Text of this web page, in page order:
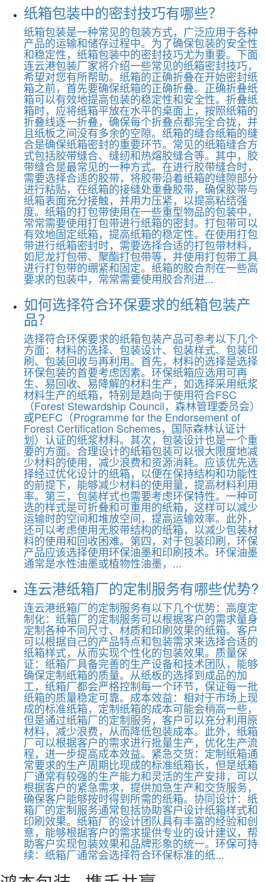
纸箱包装中的密封技巧有哪些？
纸箱包装是一种常见的包装方式，广泛应用于各种
产品的运输和储存过程中。为了确保包装的安全性
和稳定性，纸箱包装中的密封技巧尤为重要。下面
连云港包装厂家将介绍一些常见的纸箱密封技巧，
希望对您有所帮助。纸箱的正确折叠在开始密封纸
箱之前，首先要确保纸箱的正确折叠。正确折叠纸
箱可以有效地提高包装的稳定性和安全性。折叠纸
箱时，应将纸箱平放在水平的桌面上，按照纸箱的
折叠线逐一折叠，确保每个折叠点都完全合拢，并
且纸板之间没有多余的空隙。纸箱的缝合纸箱的缝
合是确保纸箱密封的重要环节。常见的纸箱缝合方
式包括胶带缝合、缝纫和热熔胶缝合等。其中，胶
带缝合是最常见的一种方式。在进行胶带缝合时，
需要选择合适的胶带，将胶带沿着纸箱的缝隙部分
进行粘贴，在纸箱的接缝处重叠胶带，确保胶带与
纸箱表面充分接触，并用力压紧，以提高粘结强
度。纸箱的打包带使用在一些重型物品的包装中，
常常需要使用打包带进行纸箱的密封。打包带可以
有效地固定纸箱，提高纸箱的稳定性。在使用打包
带进行纸箱密封时，需要选择合适的打包带材料，
如尼龙打包带、聚酯打包带等，并使用打包带工具
进行打包带的绷紧和固定。纸箱的胶合剂在一些高
要求的包装中，常常需要使用胶合剂进...
如何选择符合环保要求的纸箱包装产
品？
选择符合环保要求的纸箱包装产品可参考以下几个
方面：材料的选择、包装设计、包装样式、包装印
刷、包装回收与再利用。首先，材料的选择是选择
环保包装的首要考虑因素。环保纸箱应选用可再
生、易回收、易降解的材料生产，如选择采用纸浆
材料生产的纸箱，特别是趋向于使用符合FSC
（Forest Stewardship Council，森林管理委员会）
或PEFC（Programme for the Endorsement of
Forest Certification Schemes，国际森林认证计
划）认证的纸浆材料。其次，包装设计也是一个重
要的方面。合理设计的纸箱包装可以很大限度地减
少材料的使用，减少浪费和资源消耗。应该优先选
择经过优化设计的纸箱，以便在保持结构和功能性
的前提下，能够减少材料的使用量，提高材料利用
率。第三，包装样式也需要考虑环保特性。一种可
选的样式是可折叠和可重用的纸箱，这样可以减少
运输时的空间和堆放空间，提高运输效率。此外，
还可以考虑使用无胶带结构的纸箱，以减少包装材
料的使用和回收困难。第四，对于包装印刷，环保
产品应该选择使用环保油墨和印刷技术。环保油墨
通常是水性油墨或植物性油墨，...
连云港纸箱厂的定制服务有哪些优势?
连云港纸箱厂的定制服务有以下几个优势：高度定
制化：纸箱厂的定制服务可以根据客户的需求量身
定制各种不同尺寸、材质和印刷效果的纸箱。客户
可以根据自己的产品特点和包装需求来选择合适的
纸箱样式，从而实现个性化的包装效果。质量保
证：纸箱厂具备完善的生产设备和技术团队，能够
确保定制纸箱的质量。从纸板的选择到成品的加
工，纸箱厂都会严格控制每一个环节，保证每一批
纸箱的质量稳定可靠。成本效益：相对于市场上现
成的标准纸箱，定制纸箱的成本可能会稍高一些，
但是通过纸箱厂的定制服务，客户可以充分利用原
材料，减少浪费，从而降低包装成本。此外，纸箱
厂可以根据客户的需求进行批量生产，优化生产流
程，进一步提高成本效益。紧急交货：定制纸箱通
常要求的生产周期比现成的标准纸箱长，但是纸箱
厂通常有较强的生产能力和灵活的生产安排，可以
根据客户的紧急需求，提供加急生产和交货服务，
确保客户能够按时得到所需的纸箱。协同设计：纸
箱厂的定制服务通常包括协助客户设计纸箱样式和
印刷效果。纸箱厂的设计团队具有丰富的经验和创
意，能够根据客户的需求提供专业的设计建议，帮
助客户实现包装效果和品牌形象的统一。环保可持
续：纸箱厂通常会选择符合环保标准的纸...